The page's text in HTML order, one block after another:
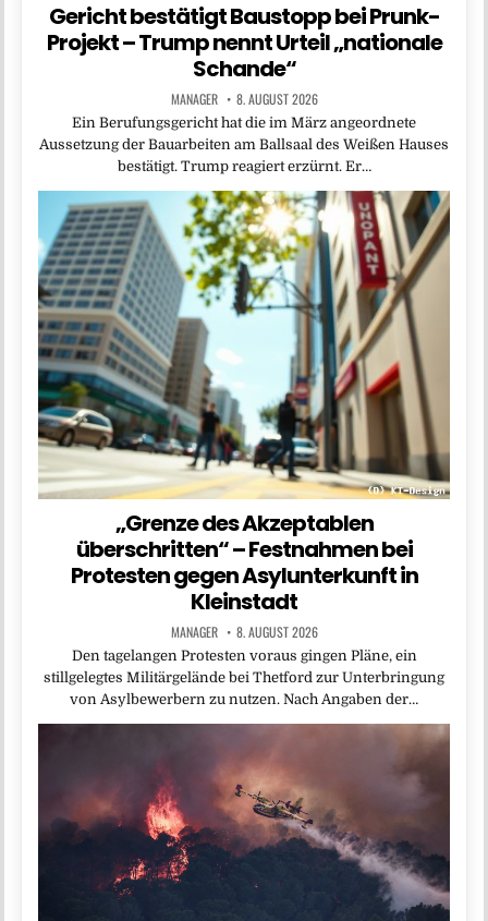
Gericht bestätigt Baustopp bei Prunk-
Projekt – Trump nennt Urteil „nationale
Schande“
MANAGER 8. AUGUST 2026
Ein Berufungsgericht hat die im März angeordnete
Aussetzung der Bauarbeiten am Ballsaal des Weißen Hauses
bestätigt. Trump reagiert erzürnt. Er…
„Grenze des Akzeptablen
überschritten“ – Festnahmen bei
Protesten gegen Asylunterkunft in
Kleinstadt
MANAGER 8. AUGUST 2026
Den tagelangen Protesten voraus gingen Pläne, ein
stillgelegtes Militärgelände bei Thetford zur Unterbringung
von Asylbewerbern zu nutzen. Nach Angaben der…